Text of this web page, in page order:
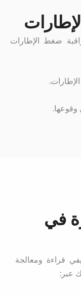
ضغط الإطارات
وقوعها.
في
قراءة ومعالجة
عبر: